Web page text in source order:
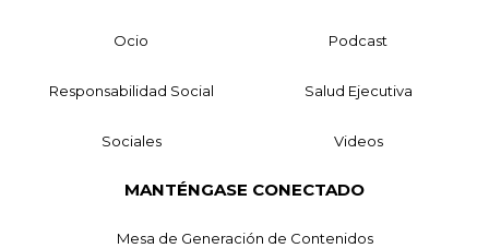
Ocio Podcast
Responsabilidad Social Salud Ejecutiva
Sociales Videos
MANTÉNGASE CONECTADO
Mesa de Generación de Contenidos